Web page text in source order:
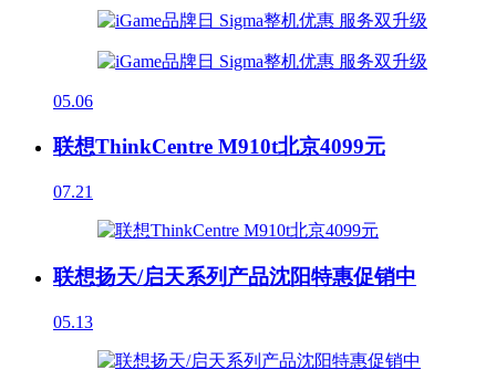
05.06
联想ThinkCentre M910t北京4099元
07.21
联想扬天/启天系列产品沈阳特惠促销中
05.13